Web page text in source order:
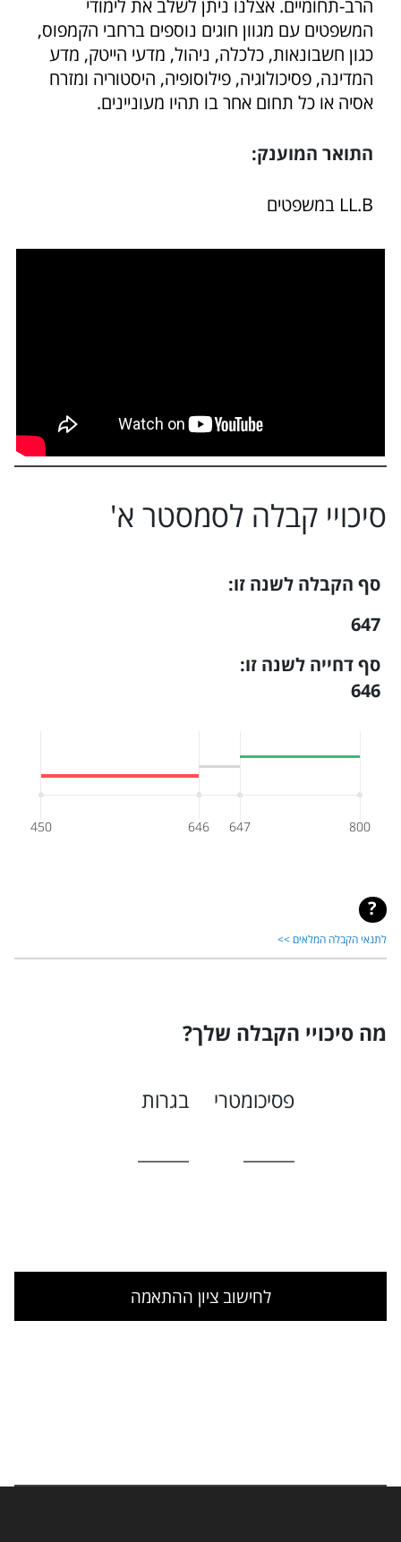
הרב-תחומיים. אצלנו ניתן לשלב את לימודי
המשפטים עם מגוון חוגים נוספים ברחבי הקמפוס,
כגון חשבונאות, כלכלה, ניהול, מדעי הייטק, מדע
המדינה, פסיכולוגיה, פילוסופיה, היסטוריה ומזרח
אסיה או כל תחום אחר בו תהיו מעוניינים.
התואר המוענק:
LL.B במשפטים
סיכויי קבלה לסמסטר א'
סף הקבלה לשנה זו:
647
סף דחייה לשנה זו:
646
450 646 647 800
לתנאי הקבלה המלאים >>
מה סיכויי הקבלה שלך?
פסיכומטרי בגרות
לחישוב ציון ההתאמה